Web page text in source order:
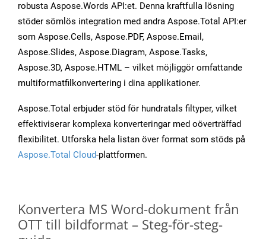
robusta Aspose.Words API:et. Denna kraftfulla lösning
stöder sömlös integration med andra Aspose.Total API:er
som Aspose.Cells, Aspose.PDF, Aspose.Email,
Aspose.Slides, Aspose.Diagram, Aspose.Tasks,
Aspose.3D, Aspose.HTML – vilket möjliggör omfattande
multiformatfilkonvertering i dina applikationer.
Aspose.Total erbjuder stöd för hundratals filtyper, vilket
effektiviserar komplexa konverteringar med oöverträffad
flexibilitet. Utforska hela listan över format som stöds på
Aspose.Total Cloud-plattformen.
Konvertera MS Word-dokument från
OTT till bildformat – Steg-för-steg-